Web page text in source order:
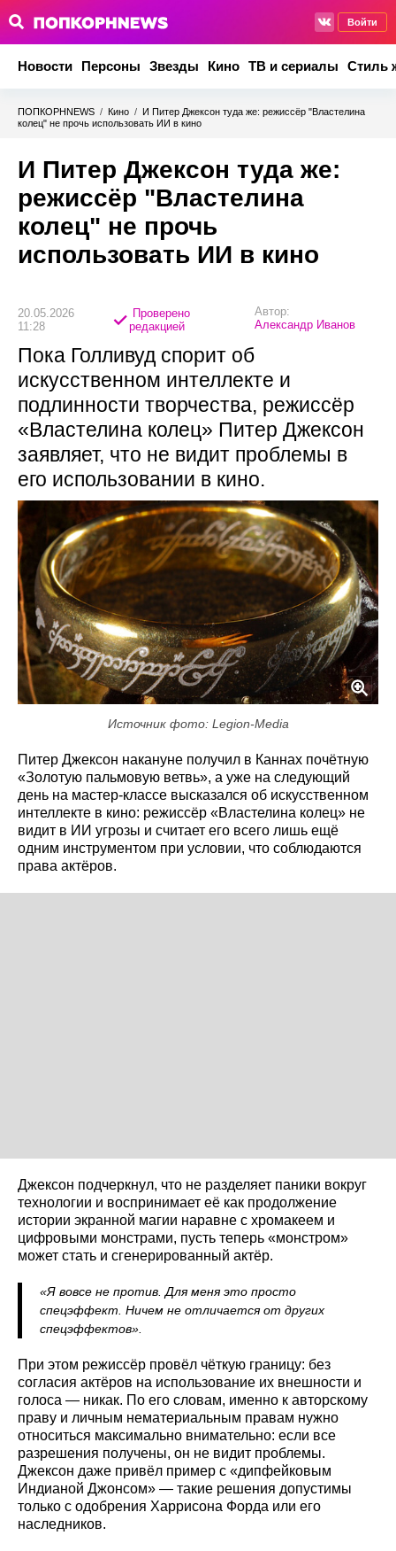
Войти
Новости Персоны Звезды Кино ТВ и сериалы Стиль
ПОПКОРНNEWS / Кино / И Питер Джексон туда же: режиссёр "Властелина
колец" не прочь использовать ИИ в кино
И Питер Джексон туда же:
режиссёр "Властелина
колец" не прочь
использовать ИИ в кино
20.05.2026
11:28
Проверено
редакцией
Автор:
Александр Иванов
Пока Голливуд спорит об
искусственном интеллекте и
подлинности творчества, режиссёр
«Властелина колец» Питер Джексон
заявляет, что не видит проблемы в
его использовании в кино.
Источник фото: Legion-Media
Питер Джексон накануне получил в Каннах почётную
«Золотую пальмовую ветвь», а уже на следующий
день на мастер‑классе высказался об искусственном
интеллекте в кино: режиссёр «Властелина колец» не
видит в ИИ угрозы и считает его всего лишь ещё
одним инструментом при условии, что соблюдаются
права актёров.
Джексон подчеркнул, что не разделяет паники вокруг
технологии и воспринимает её как продолжение
истории экранной магии наравне с хромакеем и
цифровыми монстрами, пусть теперь «монстром»
может стать и сгенерированный актёр.
«Я вовсе не против. Для меня это просто
спецэффект. Ничем не отличается от других
спецэффектов».
При этом режиссёр провёл чёткую границу: без
согласия актёров на использование их внешности и
голоса — никак. По его словам, именно к авторскому
праву и личным нематериальным правам нужно
относиться максимально внимательно: если все
разрешения получены, он не видит проблемы.
Джексон даже привёл пример с «дипфейковым
Индианой Джонсом» — такие решения допустимы
только с одобрения Харрисона Форда или его
наследников.